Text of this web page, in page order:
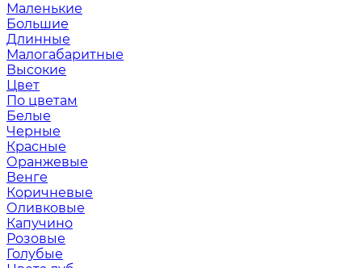
Маленькие
Большие
Длинные
Малогабаритные
Высокие
Цвет
По цветам
Белые
Черные
Красные
Оранжевые
Венге
Коричневые
Оливковые
Капучино
Розовые
Голубые